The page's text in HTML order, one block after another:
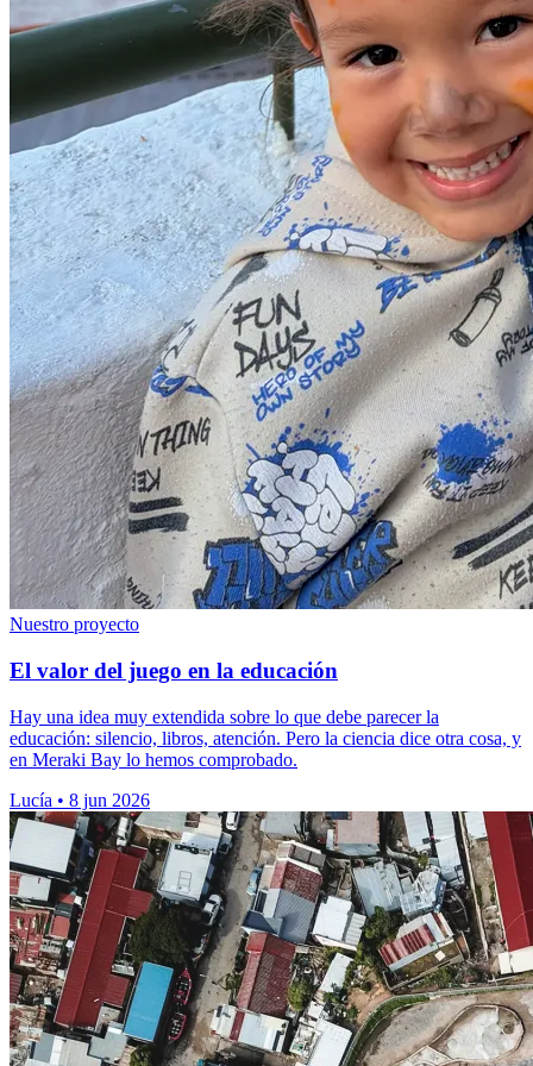
Nuestro proyecto
El valor del juego en la educación
Hay una idea muy extendida sobre lo que debe parecer la
educación: silencio, libros, atención. Pero la ciencia dice otra cosa, y
en Meraki Bay lo hemos comprobado.
Lucía • 8 jun 2026